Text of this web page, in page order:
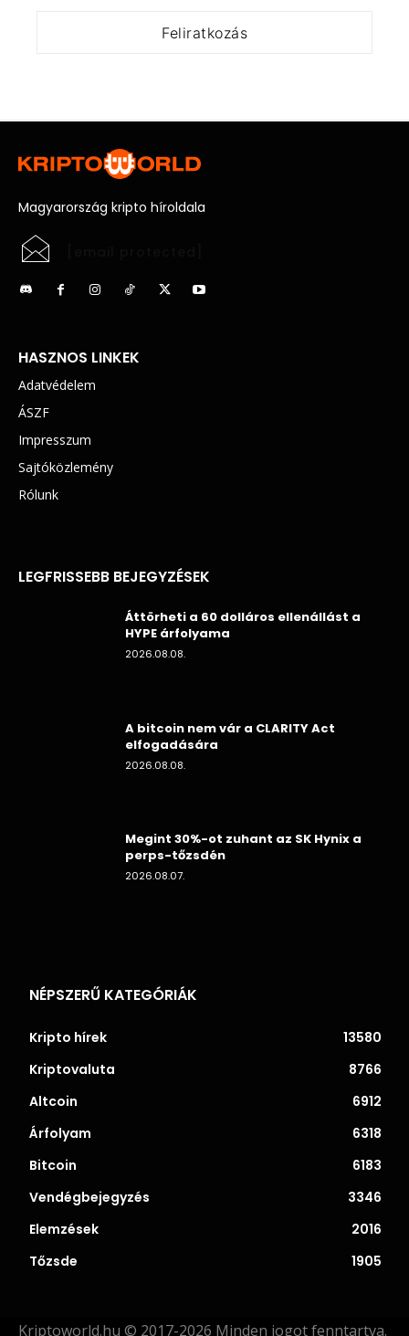
Magyarország kripto híroldala
HASZNOS LINKEK
Adatvédelem
ÁSZF
Impresszum
Sajtóközlemény
Rólunk
LEGFRISSEBB BEJEGYZÉSEK
Áttörheti a 60 dolláros ellenállást a
HYPE árfolyama
2026.08.08.
A bitcoin nem vár a CLARITY Act
elfogadására
2026.08.08.
Megint 30%-ot zuhant az SK Hynix a
perps-tőzsdén
2026.08.07.
NÉPSZERŰ KATEGÓRIÁK
Kripto hírek
13580
Kriptovaluta
8766
Altcoin
6912
Árfolyam
6318
Bitcoin
6183
Vendégbejegyzés
3346
Elemzések
2016
Tőzsde
1905
Kriptoworld.hu © 2017-2026 Minden jogot fenntartva.